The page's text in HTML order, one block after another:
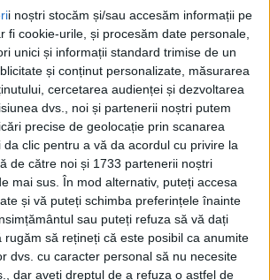
i noștri stocăm și/sau accesăm informații pe
fi cookie-urile, și procesăm date personale,
unici și informații standard trimise de un
și conținut personalizate, măsurarea
cercetarea audienței și dezvoltarea
dvs., noi și partenerii noștri putem
precise de geolocație prin scanarea
da clic pentru a vă da acordul cu privire la
de către noi și 1733 partenerii noștri
mai sus. În mod alternativ, puteți accesa
și vă puteți schimba preferințele înainte
sau puteți refuza să vă dați
rugăm să rețineți că este posibil ca anumite
dvs. cu caracter personal să nu necesite
dar aveți dreptul de a refuza o astfel de
foarte bine mersul lumii
său și lucrările, inspirate
în bisericile rustice
cu siguranță când se afla în
se cu atracția
artă primitivă care era în
Brâncuși nu avea mâini
său în produsul final
era realizat cu mâna lui,
la ultima cioplitură.